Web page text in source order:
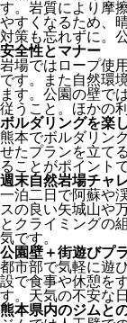
す。岩質により摩
やすくなるため、
対策も忘れずに。
安全性とマナー
岩場ではロープ使
です。また自然環
ます。公園の壁で
従うこと。ほかの
ボルダリングを楽
熊本でボルダリン
せたプランを立て
ることがポイントで
週末自然岩場チャ
一泊二日で阿蘇や
スの良い矢城山や
とクライミングの
気です。
公園壁＋街遊びプ
都市部で気軽に遊
設で食事や休憩を
す。天気の不安な
熊本県内のジムと